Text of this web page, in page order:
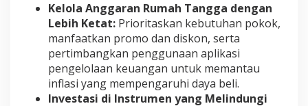
Kelola Anggaran Rumah Tangga dengan
Lebih Ketat: Prioritaskan kebutuhan pokok,
manfaatkan promo dan diskon, serta
pertimbangkan penggunaan aplikasi
pengelolaan keuangan untuk memantau
inflasi yang mempengaruhi daya beli.
Investasi di Instrumen yang Melindungi